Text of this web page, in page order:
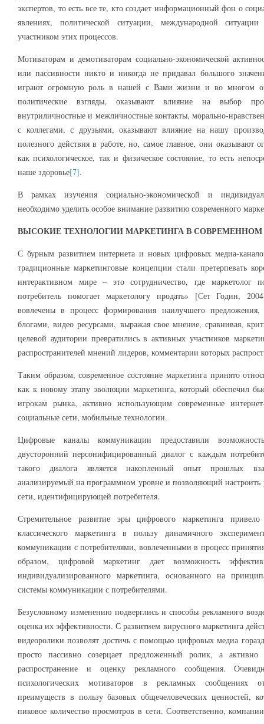
экспертов, то есть все те, кто создает информационный фон о
явлениях, политической ситуации, международной ситуации
участником этих процессов.
Мотиваторам и демотиваторам социально-экономической
или пассивности никто и никогда не придавал большого
играют огромную роль в нашей с Вами жизни и во многом
политические взгляды, оказывают влияние на выбор
внутриличностные и межличностные контакты, морально-
с коллегами, с друзьями, оказывают влияние на нашу
полезного действия в работе, но, самое главное, они оказывают
как психологическое, так и физическое состояние, то есть
наше здоровье[7].
В рамках изучения социально-экономической и
необходимо уделить особое внимание развитию современного
ВЫСОКИЕ ТЕХНОЛОГИИ МАРКЕТИНГАВ
С бурным развитием интернета и новых цифровых медиа-
традиционные маркетинговые концепции стали претерпевать
интерактивном мире – это сотрудничество, где маркетолог
потребитель помогает маркетологу продать» [Сет Годин,
вовлечены в процесс формирования наилучшего предложения,
блогами, видео ресурсами, выражая свое мнение, сравнивая,
целевой аудитории превратились в активных участников
распространителей мнений лидеров, комментарии которых
Таким образом, современное состояние маркетинга принято
как к новому этапу эволюции маркетинга, который обеспечил
игрокам рынка, активно использующим современные
социальные сети, мобильные технологии.
Цифровые каналы коммуникации предоставили
двусторонний персонифицированный диалог с каждым
такого диалога является накопленный опыт прошлых
анализируемый на программном уровне и позволяющий настроить
сети, идентифицирующей потребителя.
Стремительное развитие эры цифрового маркетинга
классического маркетинга в пользу динамичного
коммуникации с потребителями, вовлеченными в процесс
образом, цифровой маркетинг дает возможность
индивидуализированного маркетинга, основанного на
системы коммуникации с потребителями.
Безусловному изменению подверглись и способы рекламного
оценка их эффективности. С развитием вирусного маркетинга
видеоролики позволят достичь с помощью цифровых медиа
просто пассивно созерцает предложенный ролик, а
распространение и оценку рекламного сообщения.
психологических мотиваторов в рекламных сообщениях
преимуществ в пользу базовых общечеловеческих ценностей,
пиковое количество просмотров в сети. Соответственно,